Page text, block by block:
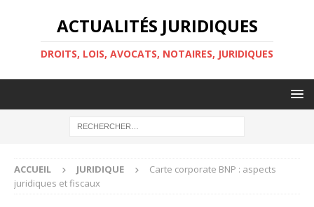
ACTUALITÉS JURIDIQUES
DROITS, LOIS, AVOCATS, NOTAIRES, JURIDIQUES
ACCUEIL JURIDIQUE
Carte corporate BNP : aspects
juridiques et fiscaux